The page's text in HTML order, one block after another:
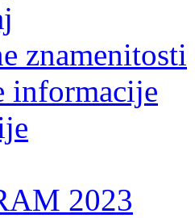
znamenitosti
informacije
2023